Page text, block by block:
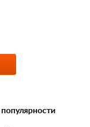
популярности